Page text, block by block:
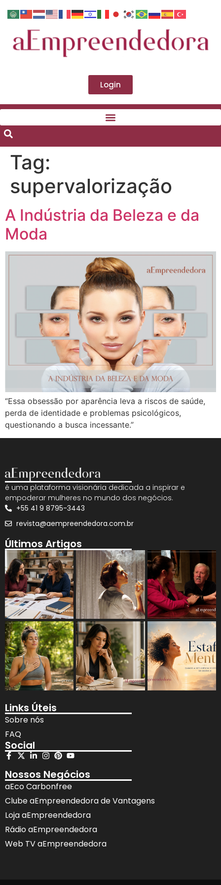
Login
Tag:
supervalorização
A Indústria da Beleza e da
Moda
“Essa obsessão por aparência leva a riscos de saúde,
perda de identidade e problemas psicológicos,
questionando a busca incessante.”
é uma plataforma visionária dedicada a inspirar e
empoderar mulheres no mundo dos negócios.
+55 41 9 8795-3443
revista@aempreendedora.com.br
Últimos Artigos
Links Úteis
Sobre nós
FAQ
Social
Nossos Negócios
aEco Carbonfree
Clube aEmpreendedora de Vantagens
Loja aEmpreendedora
Rádio aEmpreendedora
Web TV aEmpreendedora